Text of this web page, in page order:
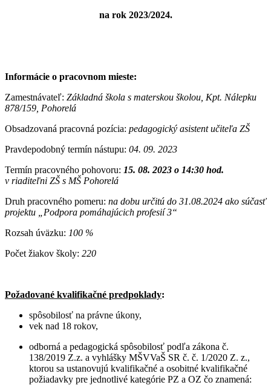
na rok 2023/2024.
Informácie o pracovnom mieste:
Zamestnávateľ: Základná škola s materskou školou, Kpt. Nálepku
878/159, Pohorelá
Obsadzovaná pracovná pozícia: pedagogický asistent učiteľa ZŠ
Pravdepodobný termín nástupu: 04. 09. 2023
Termín pracovného pohovoru: 15. 08. 2023 o 14:30 hod.
v riaditeľni ZŠ s MŠ Pohorelá
Druh pracovného pomeru: na dobu určitú do 31.08.2024 ako súčasť
projektu „Podpora pomáhajúcich profesií 3“
Rozsah úväzku: 100 %
Počet žiakov školy: 220
Požadované kvalifikačné predpoklady:
spôsobilosť na právne úkony,
vek nad 18 rokov,
odborná a pedagogická spôsobilosť podľa zákona č.
138/2019 Z.z. a vyhlášky MŠVVaŠ SR č. č. 1/2020 Z. z.,
ktorou sa ustanovujú kvalifikačné a osobitné kvalifikačné
požiadavky pre jednotlivé kategórie PZ a OZ čo znamená: